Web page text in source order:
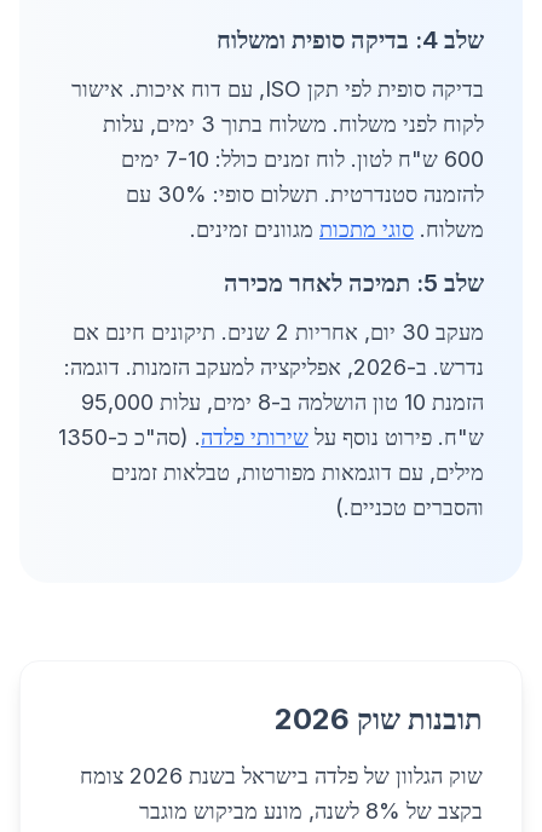
שלב 4: בדיקה סופית ומשלוח
בדיקה סופית לפי תקן ISO, עם דוח איכות. אישור
לקוח לפני משלוח. משלוח בתוך 3 ימים, עלות
600 ש"ח לטון. לוח זמנים כולל: 7-10 ימים
להזמנה סטנדרטית. תשלום סופי: 30% עם
משלוח. סוגי מתכות מגוונים זמינים.
שלב 5: תמיכה לאחר מכירה
מעקב 30 יום, אחריות 2 שנים. תיקונים חינם אם
נדרש. ב-2026, אפליקציה למעקב הזמנות. דוגמה:
הזמנת 10 טון הושלמה ב-8 ימים, עלות 95,000
ש"ח. פירוט נוסף על שירותי פלדה
. (סה"כ כ-1350
מילים, עם דוגמאות מפורטות, טבלאות זמנים
והסברים טכניים.)
תובנות שוק 2026
שוק הגלוון של פלדה בישראל בשנת 2026 צומח
בקצב של 8% לשנה, מונע מביקוש מוגבר